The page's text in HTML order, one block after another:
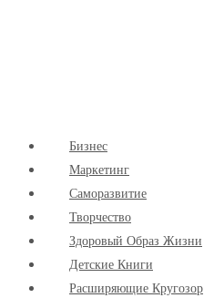
Бизнес
Маркетинг
Cаморазвитие
Творчество
Здоровый Образ Жизни
Детские Книги
Расширяющие Кругозор